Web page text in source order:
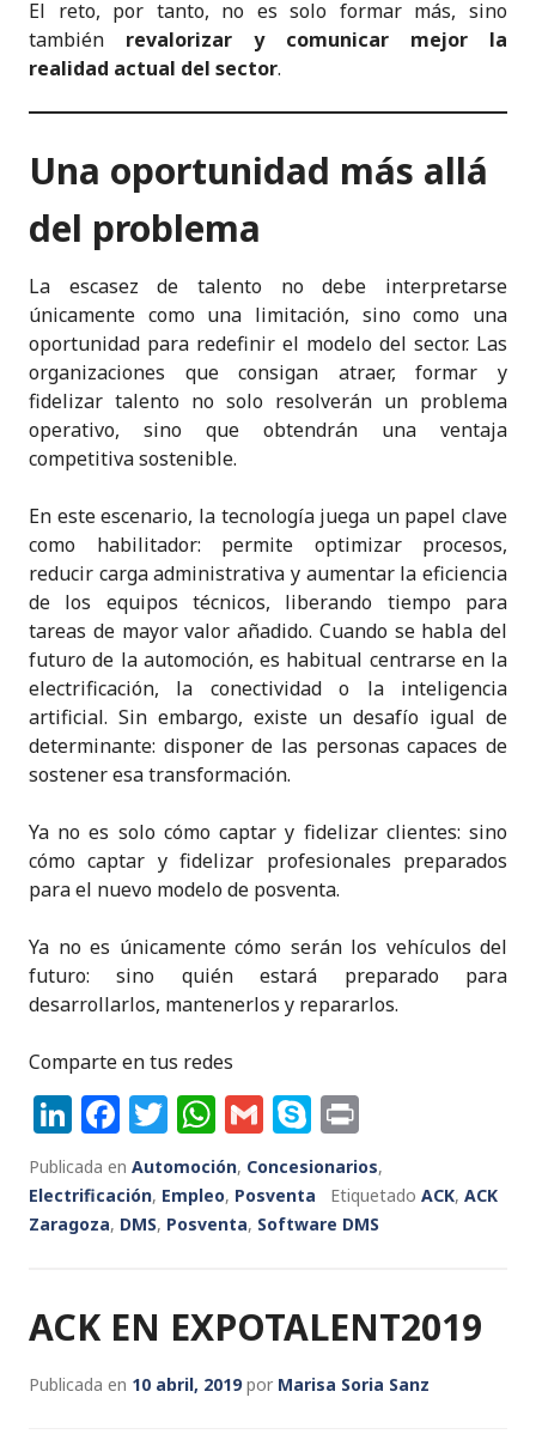
El reto, por tanto, no es solo formar más, sino
también revalorizar y comunicar mejor la
realidad actual del sector.
Una oportunidad más allá
del problema
La escasez de talento no debe interpretarse
únicamente como una limitación, sino como una
oportunidad para redefinir el modelo del sector. Las
organizaciones que consigan atraer, formar y
fidelizar talento no solo resolverán un problema
operativo, sino que obtendrán una ventaja
competitiva sostenible.
En este escenario, la tecnología juega un papel clave
como habilitador: permite optimizar procesos,
reducir carga administrativa y aumentar la eficiencia
de los equipos técnicos, liberando tiempo para
tareas de mayor valor añadido. Cuando se habla del
futuro de la automoción, es habitual centrarse en la
electrificación, la conectividad o la inteligencia
artificial. Sin embargo, existe un desafío igual de
determinante: disponer de las personas capaces de
sostener esa transformación.
Ya no es solo cómo captar y fidelizar clientes: sino
cómo captar y fidelizar profesionales preparados
para el nuevo modelo de posventa.
Ya no es únicamente cómo serán los vehículos del
futuro: sino quién estará preparado para
desarrollarlos, mantenerlos y repararlos.
Comparte en tus redes
Li
n
k
e
n
F
a
c
e
o
o
k
T
w
it
te
W
h
a
ts
p
p
G
m
ai
l
S
k
y
p
ri
n
t
Publicada en Automoción, Concesionarios,
Electrificación, Empleo, Posventa Etiquetado ACK, ACK
Zaragoza, DMS, Posventa, Software DMS
ACK EN EXPOTALENT2019
Publicada en 10 abril, 2019por Marisa Soria Sanz